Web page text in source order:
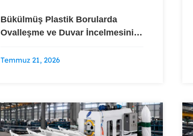
Bükülmüş Plastik Borularda
Ovalleşme ve Duvar İncelmesini
Temmuz 21, 2026